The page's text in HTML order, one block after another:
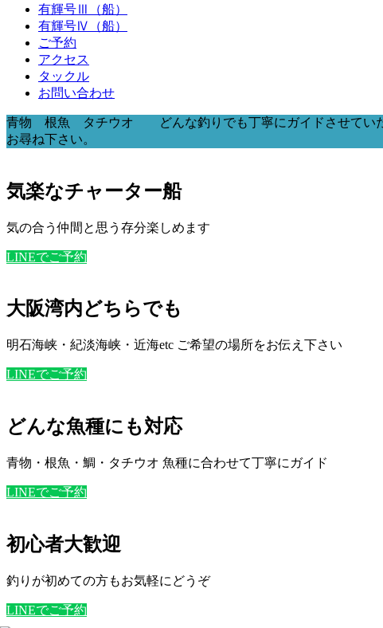
有輝号Ⅲ（船）
有輝号Ⅳ（船）
ご予約
アクセス
タックル
お問い合わせ
青物 根魚 タチウオ どんな釣りでも丁寧にガイドさせてい
お尋ね下さい。
気楽なチャーター船
気の合う仲間と思う存分楽しめます
LINEでご予約
大阪湾内どちらでも
明石海峡・紀淡海峡・近海etc ご希望の場所をお伝え下さい
LINEでご予約
どんな魚種にも対応
青物・根魚・鯛・タチウオ 魚種に合わせて丁寧にガイド
LINEでご予約
初心者大歓迎
釣りが初めての方もお気軽にどうぞ
LINEでご予約